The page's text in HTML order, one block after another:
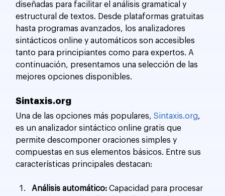
diseñadas para facilitar el análisis gramatical y
estructural de textos. Desde plataformas gratuitas
hasta programas avanzados, los analizadores
sintácticos online y automáticos son accesibles
tanto para principiantes como para expertos. A
continuación, presentamos una selección de las
mejores opciones disponibles.
Sintaxis.org
Una de las opciones más populares, Sintaxis.org,
es un analizador sintáctico online gratis que
permite descomponer oraciones simples y
compuestas en sus elementos básicos. Entre sus
características principales destacan:
Análisis automático: Capacidad para procesar